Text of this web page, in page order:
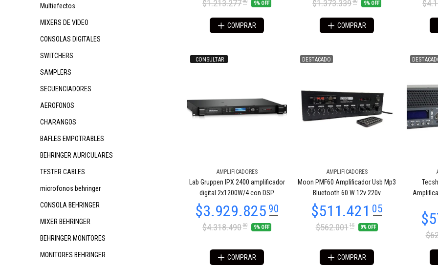
Multiefectos
MIXERS DE VIDEO
CONSOLAS DIGITALES
SWITCHERS
SAMPLERS
SECUENCIADORES
AEROFONOS
CHARANGOS
BAFLES EMPOTRABLES
BEHRINGER AURICULARES
TESTER CABLES
microfonos behringer
CONSOLA BEHRINGER
MIXER BEHRINGER
BEHRINGER MONITORES
MONITORES BEHRINGER
$1.213.277 9% OFF
COMPRAR
$1.373.339 9% OFF
COMPRAR
CONSULTAR
AMPLIFICADORES
Lab Gruppen IPX 2400 amplificador
digital 2x1200W/4 con DSP
$4.318.49000 9% OFF
COMPRAR
DESTACADO
AMPLIFICADORES
Moon PMF60 Amplificador Usb Mp3
Bluetooth 60 W 12v 220v
$562.00115 9% OFF
COMPRAR